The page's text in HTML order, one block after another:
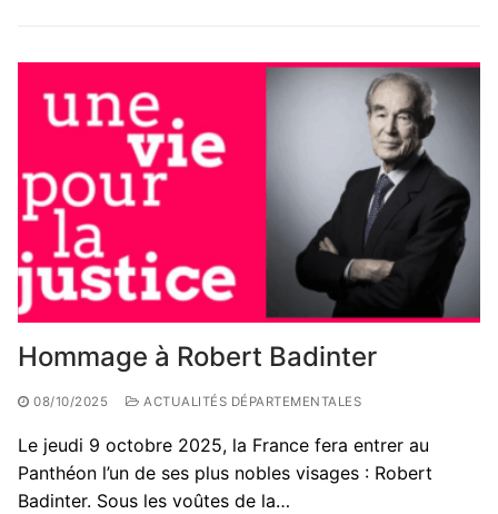
Hommage à Robert Badinter
08/10/2025 ACTUALITÉS DÉPARTEMENTALES
Le jeudi 9 octobre 2025, la France fera entrer au
Panthéon l’un de ses plus nobles visages : Robert
Badinter. Sous les voûtes de la…